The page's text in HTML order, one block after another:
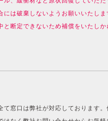
、緩衝材など原状回復していただ
は破棄しないようお願いいたしま
と断定できないため補償をいたしか
て窓口は弊社が対応しております。